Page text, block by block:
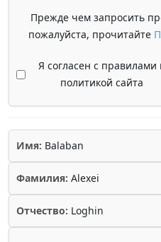
Прежде чем запросить
пожалуйста, прочитайте
Я согласен с правилами
политикой сайта
Имя: Balaban
Фамилия: Alexei
Отчество: Loghin